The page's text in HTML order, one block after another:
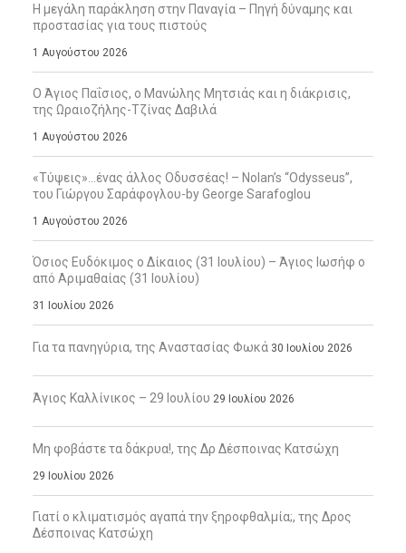
Η μεγάλη παράκληση στην Παναγία – Πηγή δύναμης και
προστασίας για τους πιστούς
1 Αυγούστου 2026
Ο Άγιος Παΐσιος, ο Μανώλης Μητσιάς και η διάκρισις,
της Ωραιοζήλης-Τζίνας Δαβιλά
1 Αυγούστου 2026
«Τύψεις»…ένας άλλος Οδυσσέας! – Nolan’s “Odysseus”,
του Γιώργου Σαράφογλου-by George Sarafoglou
1 Αυγούστου 2026
Όσιος Ευδόκιμος ο Δίκαιος (31 Ιουλίου) – Άγιος Ιωσήφ ο
από Αριμαθαίας (31 Ιουλίου)
31 Ιουλίου 2026
Για τα πανηγύρια, της Αναστασίας Φωκά 30 Ιουλίου 2026
Άγιος Καλλίνικος – 29 Ιουλίου 29 Ιουλίου 2026
Μη φοβάστε τα δάκρυα!, της Δρ Δέσποινας Κατσώχη
29 Ιουλίου 2026
Γιατί ο κλιματισμός αγαπά την ξηροφθαλμία;, της Δρος
Δέσποινας Κατσώχη